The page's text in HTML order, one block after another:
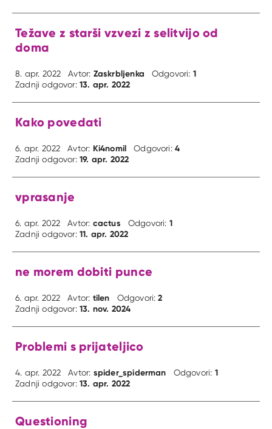
Težave z starši vzvezi z selitvijo od
doma
8. apr. 2022 Avtor: Zaskrbljenka Odgovori: 1
Zadnji odgovor:13. apr. 2022
Kako povedati
6. apr. 2022 Avtor: Ki4nomil Odgovori:4
Zadnji odgovor:19. apr. 2022
vprasanje
6. apr. 2022 Avtor: cactus Odgovori: 1
Zadnji odgovor:11. apr. 2022
ne morem dobiti punce
6. apr. 2022 Avtor: tilen Odgovori:2
Zadnji odgovor:13. nov. 2024
Problemi s prijateljico
4. apr. 2022 Avtor: spider_spiderman Odgovori: 1
Zadnji odgovor:13. apr. 2022
Questioning